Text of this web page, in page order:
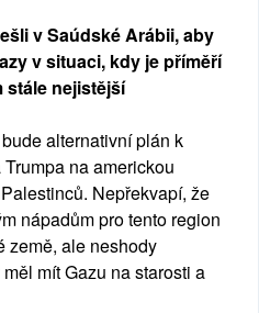
v Saúdské Arábii, aby
v situaci, kdy je příměří
stále nejistější
alternativní plán k
na americkou
Nepřekvapí, že
nápadům pro tento region
země, ale neshody
mít Gazu na starosti a